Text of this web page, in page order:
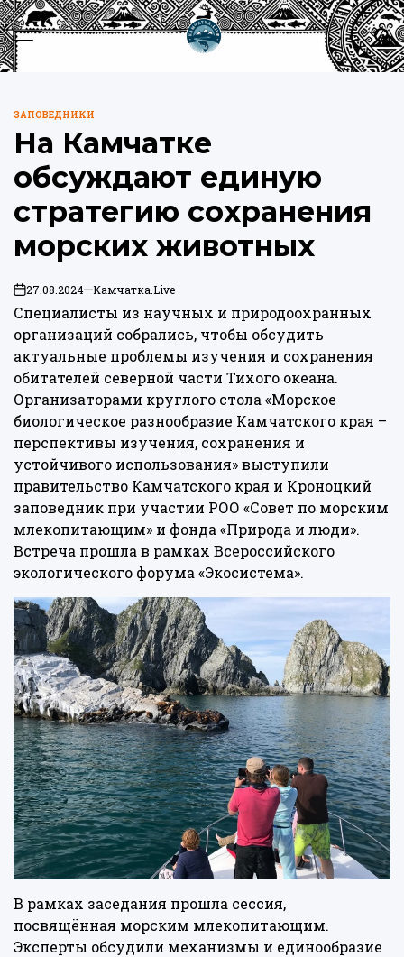
Перейти
к
содержимому
Меню
ОПУБЛИКОВАНО
В
ЗАПОВЕДНИКИ
На Камчатке
обсуждают единую
стратегию сохранения
морских животных
on27.08.2024 Камчатка.Live
Специалисты из научных и природоохранных
организаций собрались, чтобы обсудить
актуальные проблемы изучения и сохранения
обитателей северной части Тихого океана.
Организаторами круглого стола «Морское
биологическое разнообразие Камчатского края –
перспективы изучения, сохранения и
устойчивого использования» выступили
правительство Камчатского края и Кроноцкий
заповедник при участии РОО «Совет по морским
млекопитающим» и фонда «Природа и люди».
Встреча прошла в рамках Всероссийского
экологического форума «Экосистема».
В рамках заседания прошла сессия,
посвящённая морским млекопитающим.
Эксперты обсудили механизмы и единообразие